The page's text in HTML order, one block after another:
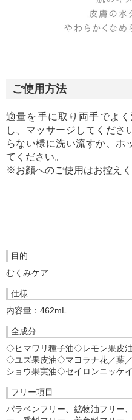
ご使用方法
適量を手に取り両手でよ
し、マッサージしてくださ
らない様に洗い流すか、ホ
てください。
※お顔へのご使用はお控えく
目的
むくみケア
仕様
内容量：462mL
全成分
◇ヒマワリ種子油◇レモン果皮
◇ユズ果皮油◇マヨラナ花／葉
ショウ果実油◇セイロンニッケ
フリー項目
パラベンフリー、鉱物油フリー